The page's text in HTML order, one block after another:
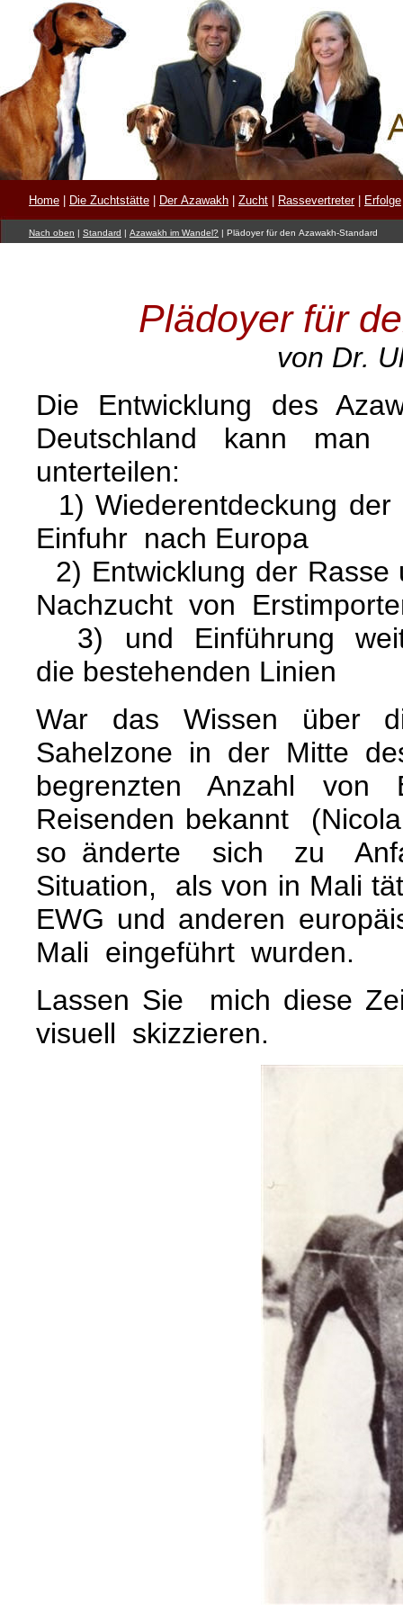
Home Die Zuchtstätte Der Azawakh Zucht Rassevertreter| Erfolge
Nach oben | Standard | Azawakh im Wandel? | Plädoyer für den Azawakh-Standard
Plädoyer für
von Dr.
Die Entwicklung des
Deutschland kann
unterteilen:
1) Wiederentdeckung
Einfuhr nach Europa
2) Entwicklung der
Nachzucht von
3) und
Einführung
die bestehenden Linien
War das Wissen über
Sahelzone in der Mitte
begrenzten Anzahl von
Reisenden bekannt
so änderte sich zu
Situation, als von in Mali
EWG und anderen
Mali eingeführt wurden.
Lassen Sie mich diese
visuell skizzieren.